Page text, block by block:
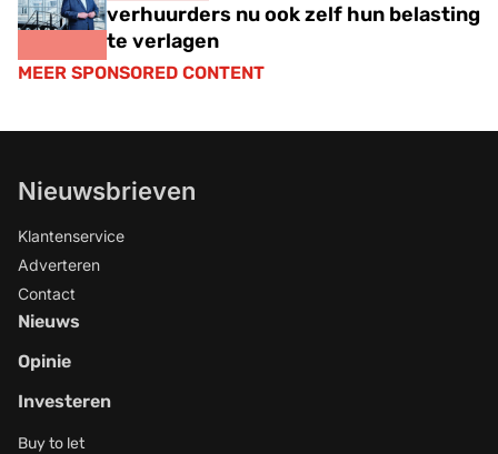
verhuurders nu ook zelf hun belasting
te verlagen
MEER SPONSORED CONTENT
Nieuwsbrieven
Klantenservice
Adverteren
Contact
Nieuws
Opinie
Investeren
Buy to let